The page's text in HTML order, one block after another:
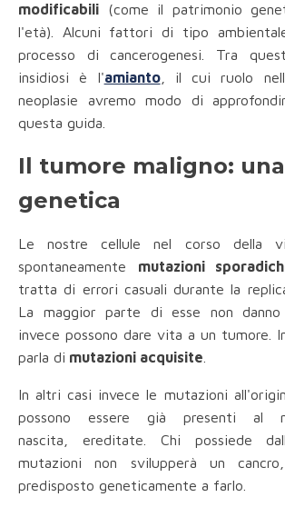
modificabili (come il patrimonio
l'età). Alcuni fattori di tipo
processo di cancerogenesi. Tra
insidiosi è l'amianto, il cui ruolo
neoplasie avremo modo di
questa guida.
Il tumore maligno:
genetica
Le nostre cellule nel corso della
spontaneamente mutazioni
tratta di errori casuali durante la
La maggior parte di esse non danno
invece possono dare vita a un tumore.
parla di mutazioni acquisite
In altri casi invece le mutazioni
possono essere già presenti al
nascita, ereditate. Chi possiede
mutazioni non svilupperà un
predisposto geneticamente a farlo.